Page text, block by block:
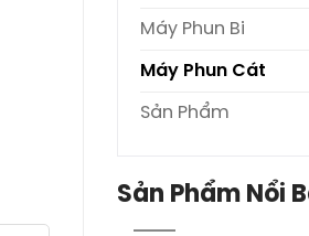
Máy Phun Bi
Máy Phun Cát
Sản Phẩm
Sản Phẩm Nổi